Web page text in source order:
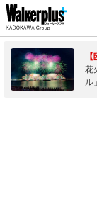
花
ル